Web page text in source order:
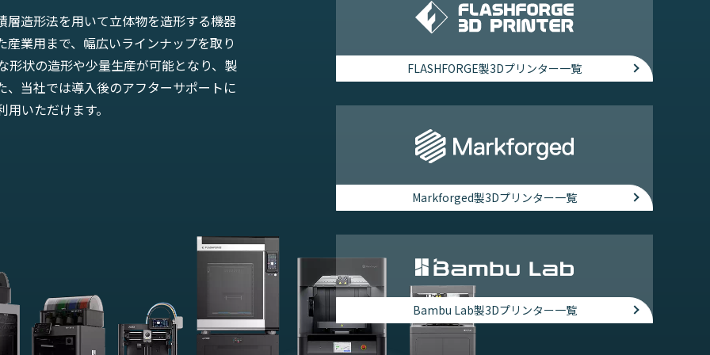
層造形法を用いて立体物を造形する機器
業用まで、幅広いラインナップを取り
形状の造形や少量生産が可能となり、製
当社では導入後のアフターサポートに
いただけます。
FLASHFORGE製3Dプリンター一覧
Markforged製3Dプリンター一覧
Bambu Lab製3Dプリンター一覧